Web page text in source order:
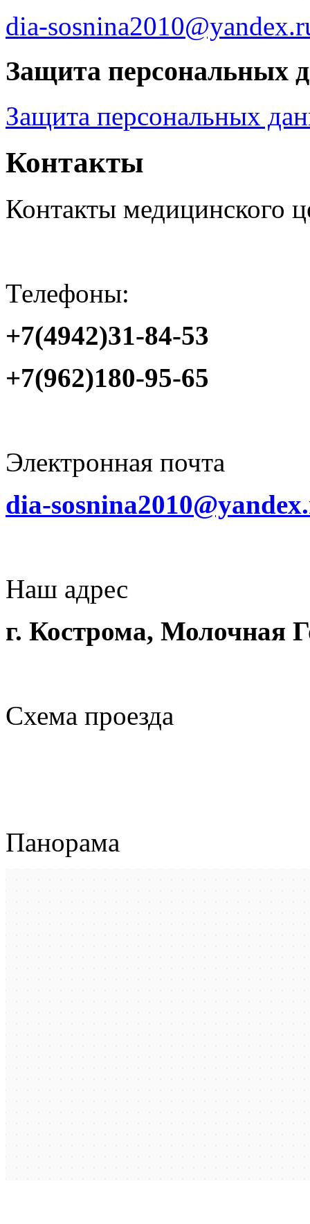
dia-
Защита персональных
Защита персональных
Контакты
Контакты медицинского
Телефоны:
+7(4942)31-84-53
+7(962)180-95-65
Электронная почта
dia-
Наш адрес
г. Кострома, Молочная
Схема проезда
Панорама